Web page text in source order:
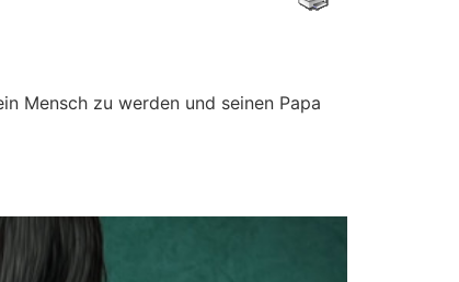
Mensch zu werden und seinen Papa